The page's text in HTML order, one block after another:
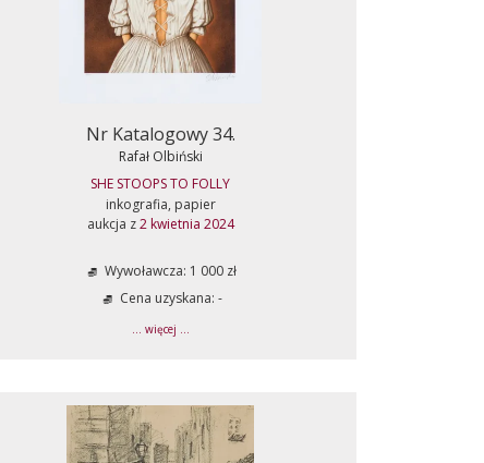
Nr Katalogowy 34.
Rafał Olbiński
SHE STOOPS TO FOLLY
inkografia, papier
aukcja z2 kwietnia 2024
Wywoławcza: 1 000 zł
Cena uzyskana: -
... więcej ...